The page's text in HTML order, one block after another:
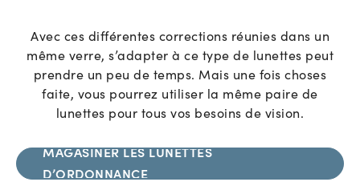
Avec ces différentes corrections réunies dans un
même verre, s’adapter à ce type de lunettes peut
prendre un peu de temps. Mais une fois choses
faite, vous pourrez utiliser la même paire de
lunettes pour tous vos besoins de vision.
MAGASINER LES LUNETTES
D’ORDONNANCE